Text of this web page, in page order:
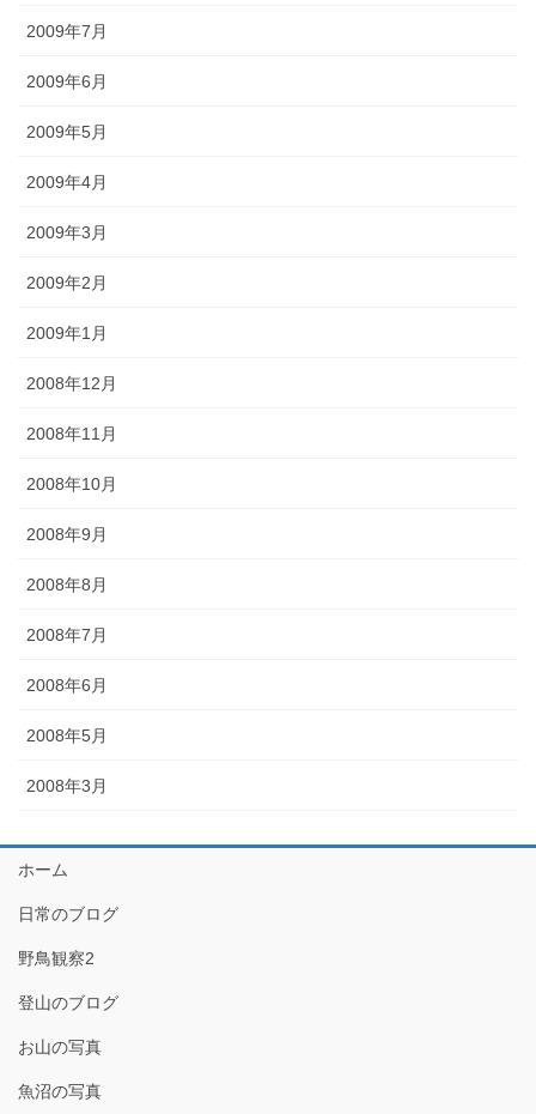
2009年7月
2009年6月
2009年5月
2009年4月
2009年3月
2009年2月
2009年1月
2008年12月
2008年11月
2008年10月
2008年9月
2008年8月
2008年7月
2008年6月
2008年5月
2008年3月
ホーム
日常のブログ
野鳥観察2
登山のブログ
お山の写真
魚沼の写真